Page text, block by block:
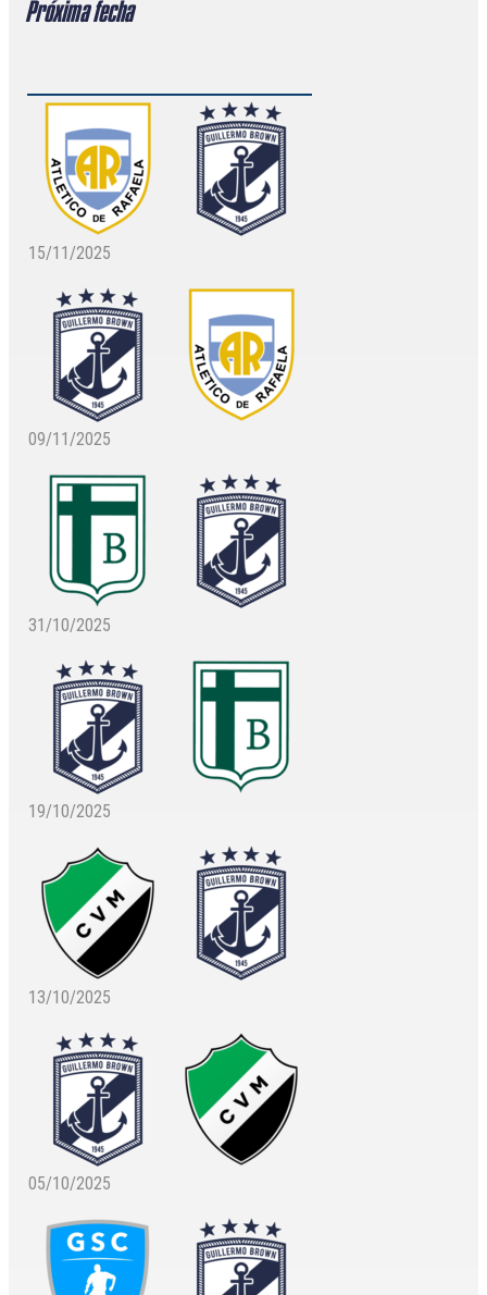
Próxima fecha
15/11/2025
09/11/2025
31/10/2025
19/10/2025
13/10/2025
05/10/2025